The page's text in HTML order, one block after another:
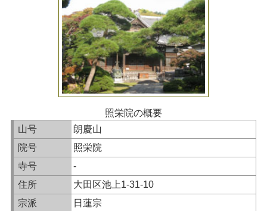
照栄院の概要
山号
朗慶山
院号
照栄院
寺号
-
住所
大田区池上1-31-10
宗派
日蓮宗